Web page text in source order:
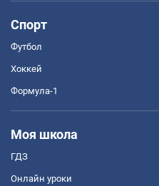
Спорт
Футбол
Хоккей
Формула-1
Моя школа
ГДЗ
Онлайн уроки